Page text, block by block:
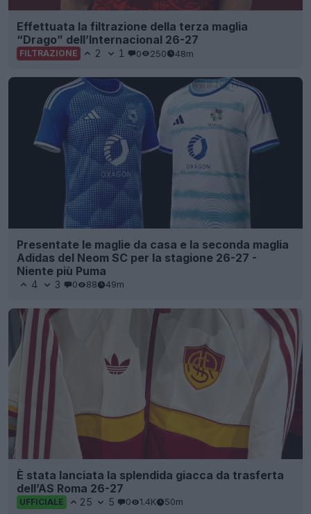
Effettuata la filtrazione della terza maglia
“Drago” dell’Internacional 26-27
FILTRAZIONE 2 1 0 250 48m
Presentate le maglie da casa e la seconda maglia
Adidas del Neom SC per la stagione 26-27 -
Niente più Puma
4 3 0 88 49m
È stata lanciata la splendida giacca da trasferta
dell’AS Roma 26-27
UFFICIALE 25 5 0 1.4K 50m